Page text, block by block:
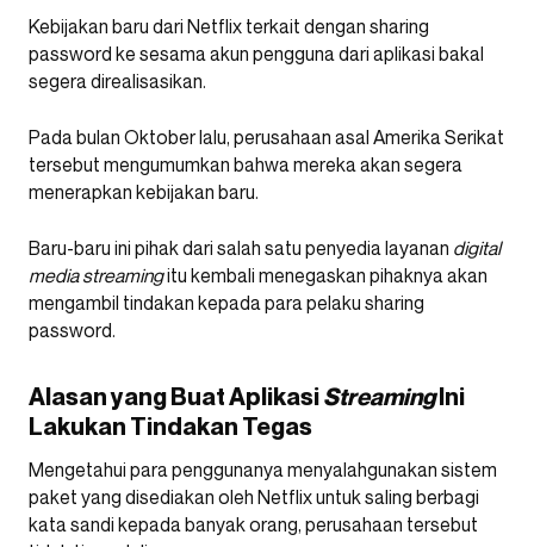
Kebijakan baru dari Netflix terkait dengan sharing
password ke sesama akun pengguna dari aplikasi bakal
segera direalisasikan.
Pada bulan Oktober lalu, perusahaan asal Amerika Serikat
tersebut mengumumkan bahwa mereka akan segera
menerapkan kebijakan baru.
Baru-baru ini pihak dari salah satu penyedia layanan digital
media streamingitu kembali menegaskan pihaknya akan
mengambil tindakan kepada para pelaku sharing
password.
Alasan yang Buat AplikasiStreamingIni
Lakukan Tindakan Tegas
Mengetahui para penggunanya menyalahgunakan sistem
paket yang disediakan oleh Netflix untuk saling berbagi
kata sandi kepada banyak orang, perusahaan tersebut